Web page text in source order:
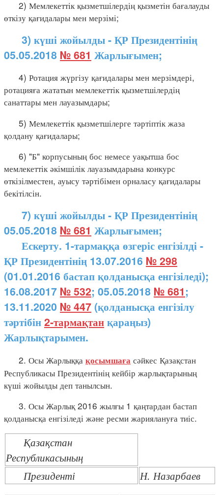
2) Мемлекеттік қызметшілердің қызметін бағалауды
өткізу қағидалары мен мерзімі;
3) күші жойылды - ҚР Президентінің
05.05.2018 № 681 Жарлығымен;
4) Ротация жүргізу қағидалары мен мерзімдері,
ротацияға жататын мемлекеттік қызметшілердің
санаттары мен лауазымдары;
5) Мемлекеттік қызметшілерге тәртіптік жаза
қолдану қағидалары;
6) "Б" корпусының бос немесе уақытша бос
мемлекеттік әкімшілік лауазымдарына конкурс
өткізілместен, ауысу тәртібімен орналасу қағидалары
бекітілсін.
7) күші жойылды - ҚР Президентінің
05.05.2018 № 681 Жарлығымен;
Ескерту. 1-тармаққа өзгеріс енгізілді -
ҚР Президентінің 13.07.2016 № 298
(01.01.2016 бастап қолданысқа енгізіледі);
16.08.2017 № 532; 05.05.2018 № 681;
13.11.2020 № 447 (қолданысқа енгізілу
тәртібін2-тармақтанқараңыз)
Жарлықтарымен.
2. Осы Жарлыққа қосымшаға сәйкес Қазақстан
Республикасы Президентінің кейбір жарлықтарының
күші жойылды деп танылсын.
3. Осы Жарлық 2016 жылғы 1 қаңтардан бастап
қолданысқа енгізіледі және ресми жариялануға тиіс.
Қазақстан
Республикасының
Президенті
Н. Назарбаев